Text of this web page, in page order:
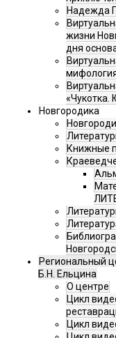
Надежда
жизни
дня
«Чукотка.
Новгородика
Книжные
Региональный
Б.Н. Ельцина
О центре
Цикл
Цикл